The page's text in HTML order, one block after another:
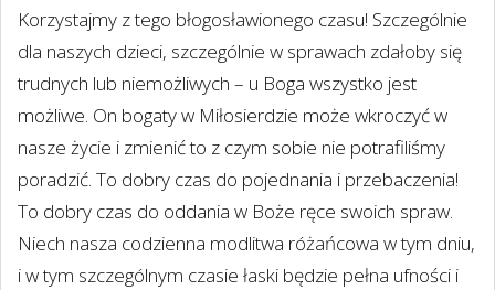
Korzystajmy z tego błogosławionego czasu! Szczególnie
dla naszych dzieci, szczególnie w sprawach zdałoby się
trudnych lub niemożliwych – u Boga wszystko jest
możliwe. On bogaty w Miłosierdzie może wkroczyć w
nasze życie i zmienić to z czym sobie nie potrafiliśmy
poradzić. To dobry czas do pojednania i przebaczenia!
To dobry czas do oddania w Boże ręce swoich spraw.
Niech nasza codzienna modlitwa różańcowa w tym dniu,
i w tym szczególnym czasie łaski będzie pełna ufności i